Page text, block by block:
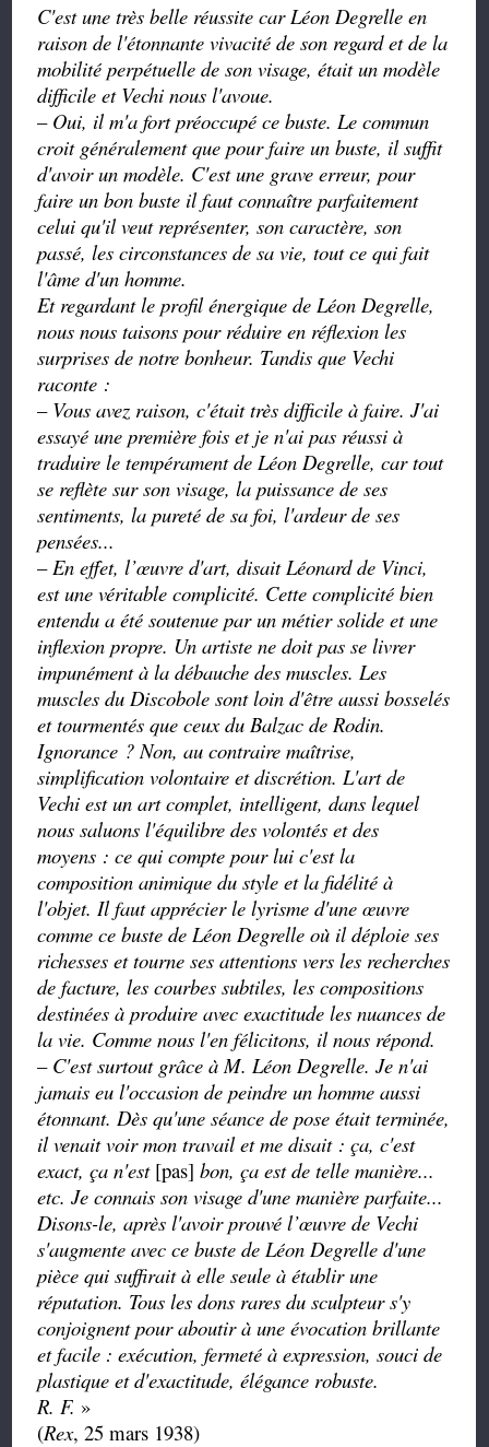
C'est une très belle réussite car Léon Degrelle en
raison de l'étonnante vivacité de son regard et de la
mobilité perpétuelle de son visage, était un modèle
difficile et Vechi nous l'avoue.
– Oui, il m'a fort préoccupé ce buste. Le commun
croit généralement que pour faire un buste, il suffit
d'avoir un modèle. C'est une grave erreur, pour
faire un bon buste il faut connaître parfaitement
celui qu'il veut représenter, son caractère, son
passé, les circonstances de sa vie, tout ce qui fait
l'âme d'un homme.
Et regardant le profil énergique de Léon Degrelle,
nous nous taisons pour réduire en réflexion les
surprises de notre bonheur. Tandis que Vechi
raconte :
– Vous avez raison, c'était très difficile à faire. J'ai
essayé une première fois et je n'ai pas réussi à
traduire le tempérament de Léon Degrelle, car tout
se reflète sur son visage, la puissance de ses
sentiments, la pureté de sa foi, l'ardeur de ses
pensées...
– En effet, l’œuvre d'art, disait Léonard de Vinci,
est une véritable complicité. Cette complicité bien
entendu a été soutenue par un métier solide et une
inflexion propre. Un artiste ne doit pas se livrer
impunément à la débauche des muscles. Les
muscles du Discobole sont loin d'être aussi bosselés
et tourmentés que ceux du Balzac de Rodin.
Ignorance ? Non, au contraire maîtrise,
simplification volontaire et discrétion. L'art de
Vechi est un art complet, intelligent, dans lequel
nous saluons l'équilibre des volontés et des
moyens : ce qui compte pour lui c'est la
composition animique du style et la fidélité à
l'objet. Il faut apprécier le lyrisme d'une œuvre
comme ce buste de Léon Degrelle où il déploie ses
richesses et tourne ses attentions vers les recherches
de facture, les courbes subtiles, les compositions
destinées à produire avec exactitude les nuances de
la vie. Comme nous l'en félicitons, il nous répond.
– C'est surtout grâce à M. Léon Degrelle. Je n'ai
jamais eu l'occasion de peindre un homme aussi
étonnant. Dès qu'une séance de pose était terminée,
il venait voir mon travail et me disait : ça, c'est
exact, ça n'est[pas]bon, ça est de telle manière...
etc. Je connais son visage d'une manière parfaite...
Disons-le, après l'avoir prouvé l’œuvre de Vechi
s'augmente avec ce buste de Léon Degrelle d'une
pièce qui suffirait à elle seule à établir une
réputation. Tous les dons rares du sculpteur s'y
conjoignent pour aboutir à une évocation brillante
et facile : exécution, fermeté à expression, souci de
plastique et d'exactitude, élégance robuste.
R. F. »
(Rex, 25 mars 1938)